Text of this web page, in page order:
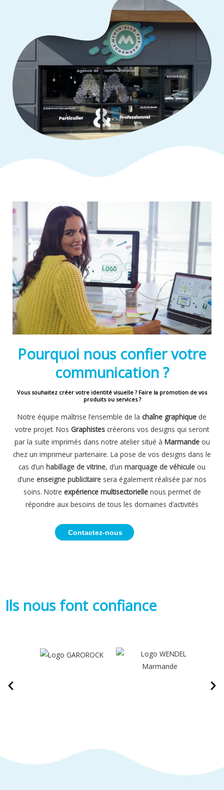
Pourquoi nous confier votre
communication ?
Vous souhaitez créer votre identité visuelle ? Faire la promotion de vos
produits ou services ?
Notre équipe maîtrise l’ensemble de la chaîne graphique de
votre projet. Nos Graphistes créerons vos designs qui seront
par la suite imprimés dans notre atelier situé à Marmandeou
chez un imprimeur partenaire. La pose de vos designs dans le
cas d’un habillage de vitrine, d’un marquage de véhicule ou
d’une enseigne publicitaire sera également réalisée par nos
soins. Notre expérience multisectorielle nous permet de
répondre aux besoins de tous les domaines d’activités
Contactez-nous
Ils nous font confiance